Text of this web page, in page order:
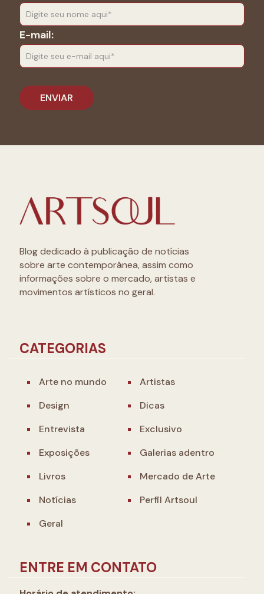
E-mail:
Blog dedicado à publicação de notícias
sobre arte contemporânea, assim como
informações sobre o mercado, artistas e
movimentos artísticos no geral.
CATEGORIAS
Arte no mundo
Artistas
Design
Dicas
Entrevista
Exclusivo
Exposições
Galerias adentro
Livros
Mercado de Arte
Notícias
Perfil Artsoul
Geral
ENTRE EM CONTATO